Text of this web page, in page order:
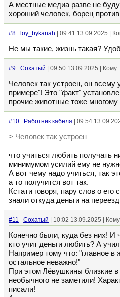
А местные медиа разве не
хороший человек, борец против
#8 loy_bykanah | 09:41 13.09.2025 |
Не мы такие, жизнь такая?
#9 Сохатый | 09:50 13.09.2025 | Кому:
Человек так устроен, он всему
примере"! Это "факт"
прочие животные тоже многому
#10 Работник кабеля | 09:54
> Человек так устроен
что учиться любить получать
минимумом усилий ему не
А вот чему надо учиться, так
а то получится вот так.
Кстати говоря, пару слов о
знали откуда деньги на
#11 Сохатый | 10:02 13.09.2025 |
Конечно были, куда без них! И
кто учит деньги любить? А
Например тому что: "главное в
остальное неважно!"
При этом Лёвушкины близкие
необычного не заметили!
писали!